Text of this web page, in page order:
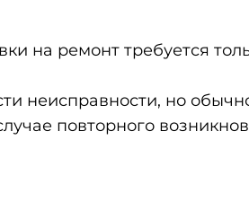
на ремонт требуется
неисправности, но
повторного